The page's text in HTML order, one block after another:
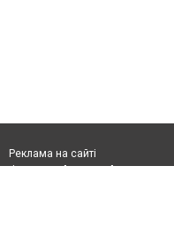
Реклама на сайті
Франшиза "CitySites"